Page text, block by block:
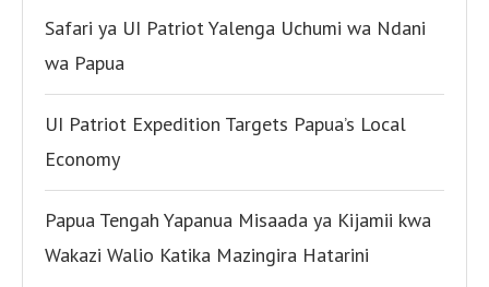
Safari ya UI Patriot Yalenga Uchumi wa Ndani
wa Papua
UI Patriot Expedition Targets Papua’s Local
Economy
Papua Tengah Yapanua Misaada ya Kijamii kwa
Wakazi Walio Katika Mazingira Hatarini